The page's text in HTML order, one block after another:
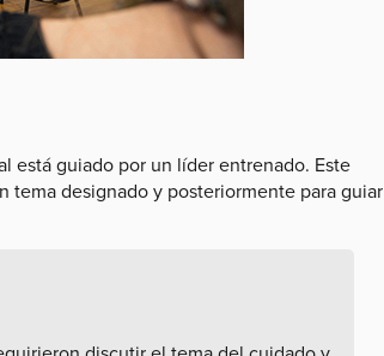
está guiado por un líder entrenado. Este
tema designado y posteriormente para guiar